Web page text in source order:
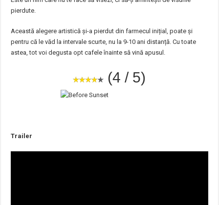
pierdute.
Această alegere artistică și-a pierdut din farmecul inițial, poate și
pentru că le văd la intervale scurte, nu la 9-10 ani distanță. Cu toate
astea, tot voi degusta opt cafele înainte să vină apusul.
(4 / 5)
Trailer